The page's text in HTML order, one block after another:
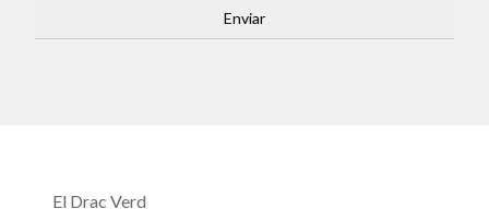
El Drac Verd